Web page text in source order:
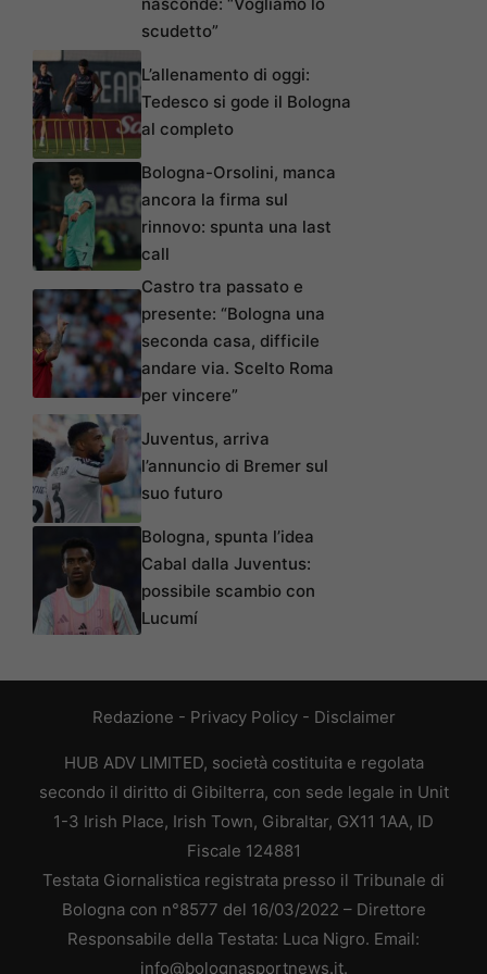
scudetto”
L’allenamento di oggi:
Tedesco si gode il Bologna
al completo
Bologna-Orsolini, manca
ancora la firma sul
rinnovo: spunta una last
call
Castro tra passato e
presente: “Bologna una
seconda casa, difficile
andare via. Scelto Roma
per vincere”
Juventus, arriva
l’annuncio di Bremer sul
suo futuro
Bologna, spunta l’idea
Cabal dalla Juventus:
possibile scambio con
Lucumí
Redazione - Privacy Policy- Disclaimer
HUB ADV LIMITED, società costituita e regolata
secondo il diritto di Gibilterra, con sede legale in Unit
1-3 Irish Place, Irish Town, Gibraltar, GX11 1AA, ID
Fiscale 124881
Testata Giornalistica registrata presso il Tribunale di
Bologna con n°8577 del 16/03/2022 – Direttore
Responsabile della Testata: Luca Nigro. Email:
info@bolognasportnews.it.